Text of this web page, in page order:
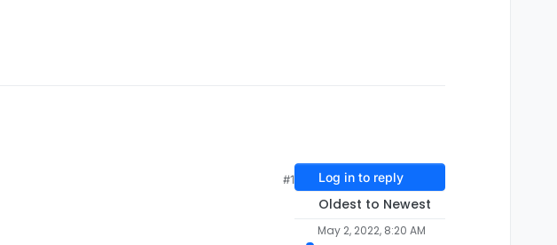
#1 Log in to reply
Oldest to Newest
May 2, 2022, 8:20 AM